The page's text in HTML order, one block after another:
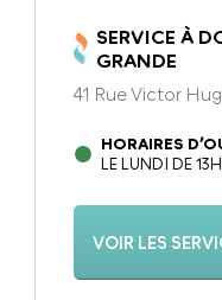
SERVICE À
GRANDE
41 Rue Victor
HORAIRES
LE LUNDI DE
DE 09H00 À
VOIR LES